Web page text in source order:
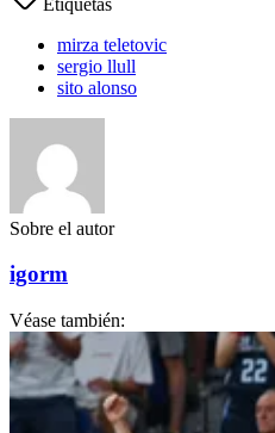
mirza teletovic
sergio llull
sito alonso
Sobre el autor
igorm
Véase también: